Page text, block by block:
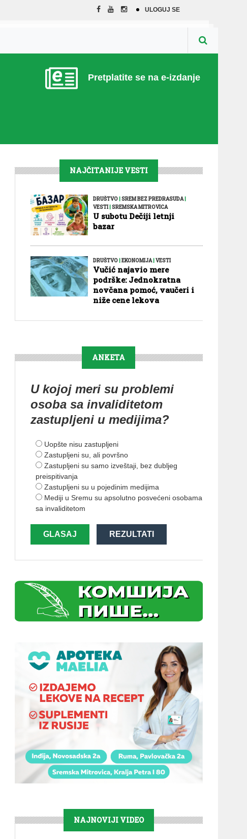
ULOGUJ SE
Pretplatite se na e-izdanje
NAJČITANIJE VESTI
DRUŠTVO|SREM BEZ PREDRASUDA|
VESTI|SREMSKA MITROVICA
U subotu Dečiji letnji
bazar
DRUŠTVO|EKONOMIJA|VESTI
Vučić najavio mere
podrške: Jednokratna
novčana pomoć, vaučeri i
niže cene lekova
ANKETA
U kojoj meri su problemi
osoba sa invaliditetom
zastupljeni u medijima?
Uopšte nisu zastupljeni
Zastupljeni su, ali površno
Zastupljeni su samo izveštaji, bez dubljeg
preispitivanja
Zastupljeni su u pojedinim medijima
Mediji u Sremu su apsolutno posvećeni osobama
sa invaliditetom
GLASAJ REZULTATI
NAJNOVIJI VIDEO